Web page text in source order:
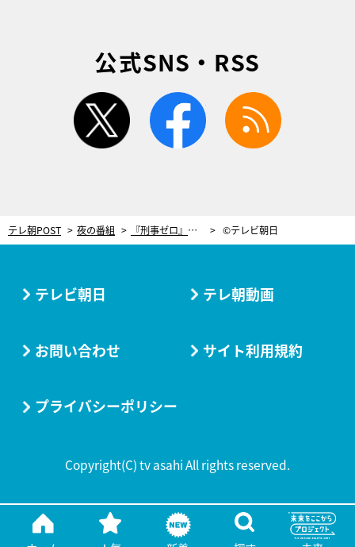
公式SNS・RSS
twitter facebook
テレ朝POST 夜の番組 『刑事ゼロ』最終回、時矢（沢村一樹）が逮捕！驚きの結末が待ち受ける ©テレビ朝日
テレビ朝日 テレ朝動画
お問い合わせ サイト利用規約
プライバシーポリシー
Copyright(C) tv asahi All rights reserved.